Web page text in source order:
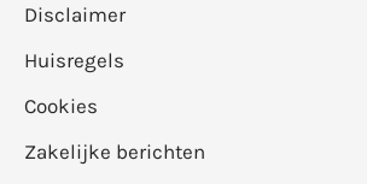
Disclaimer
Huisregels
Cookies
Zakelijke berichten